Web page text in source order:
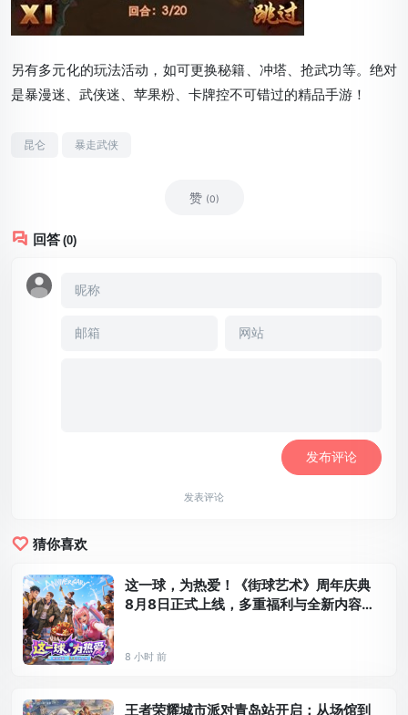
另有多元化的玩法活动，如可更换秘籍、冲塔、抢武功等。绝对
是暴漫迷、武侠迷、苹果粉、卡牌控不可错过的精品手游！
昆仑 暴走武侠
赞 (0)
回答 (0)
发表评论
猜你喜欢
这一球，为热爱！《街球艺术》周年庆典
8月8日正式上线，多重福利与全新内容
8 小时 前
王者荣耀城市派对青岛站开启：从场馆到